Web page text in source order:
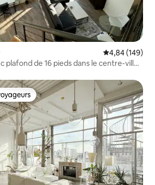
Note
4,84 (149)
plafond de 16 pieds dans le centre-ville